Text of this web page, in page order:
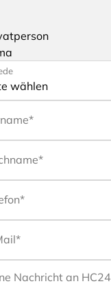
Sie an, ob Sie
Sie Ihre
*
*
*
*
uns weitere
gerne eine
an HC24